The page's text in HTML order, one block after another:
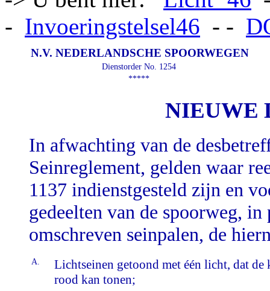
- Invoeringstelsel46 - -
N.V. NEDERLANDSCHE SPOORWEGEN
Dienstorder No. 1254
*****
NIEUWE
In afwachting van de
Seinreglement, gelden waar
1137 indienstgesteld zijn en
gedeelten van de spoorweg,
omschreven seinpalen, de
A.
Lichtseinen getoond met één licht, dat de
rood kan tonen;